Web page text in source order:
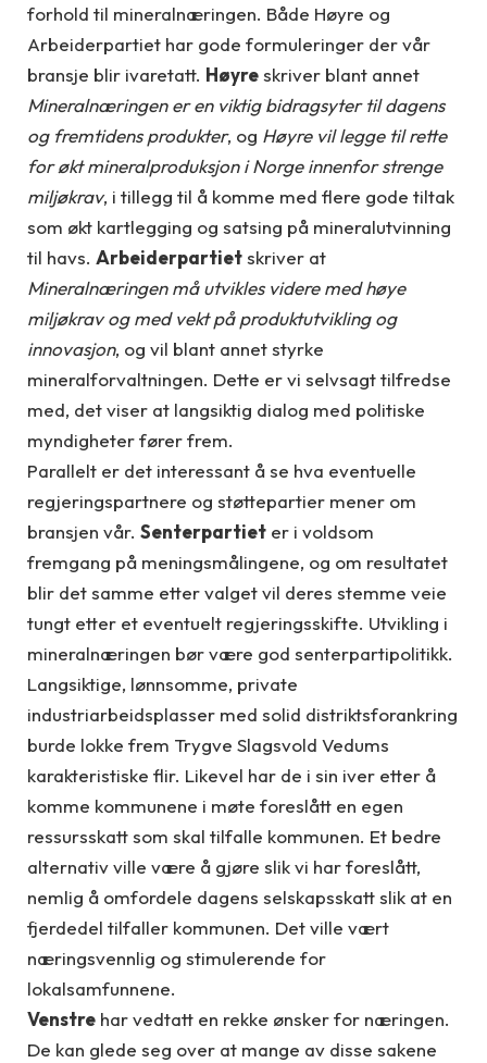
forhold til mineralnæringen. Både Høyre og
Arbeiderpartiet har gode formuleringer der vår
bransje blir ivaretatt. Høyreskriver blant annet
Mineralnæringen er en viktig bidragsyter til dagens
og fremtidens produkter, og Høyre vil legge til rette
for økt mineralproduksjon i Norge innenfor strenge
miljøkrav, i tillegg til å komme med flere gode tiltak
som økt kartlegging og satsing på mineralutvinning
til havs. Arbeiderpartietskriver at
Mineralnæringen må utvikles videre med høye
miljøkrav og med vekt på produktutvikling og
innovasjon, og vil blant annet styrke
mineralforvaltningen. Dette er vi selvsagt tilfredse
med, det viser at langsiktig dialog med politiske
myndigheter fører frem.
Parallelt er det interessant å se hva eventuelle
regjeringspartnere og støttepartier mener om
bransjen vår. Senterpartiet er i voldsom
fremgang på meningsmålingene, og om resultatet
blir det samme etter valget vil deres stemme veie
tungt etter et eventuelt regjeringsskifte. Utvikling i
mineralnæringen bør være god senterpartipolitikk.
Langsiktige, lønnsomme, private
industriarbeidsplasser med solid distriktsforankring
burde lokke frem Trygve Slagsvold Vedums
karakteristiske flir. Likevel har de i sin iver etter å
komme kommunene i møte foreslått en egen
ressursskatt som skal tilfalle kommunen. Et bedre
alternativ ville være å gjøre slik vi har foreslått,
nemlig å omfordele dagens selskapsskatt slik at en
fjerdedel tilfaller kommunen. Det ville vært
næringsvennlig og stimulerende for
lokalsamfunnene.
Venstre har vedtatt en rekke ønsker for næringen.
De kan glede seg over at mange av disse sakene